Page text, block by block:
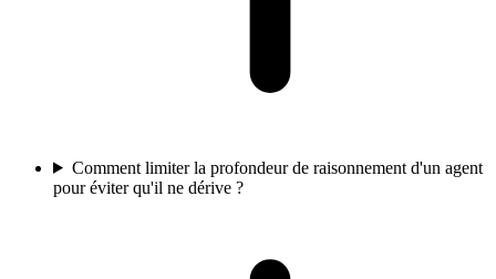
Comment limiter la profondeur de raisonnement d'un agent
pour éviter qu'il ne dérive ?